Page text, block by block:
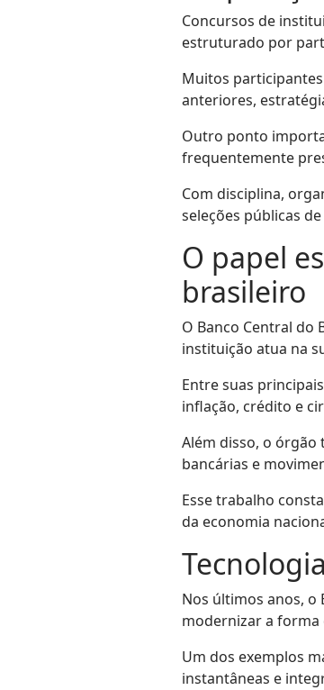
Concursos de
estruturado por
Muitos
anteriores,
Outro ponto
frequentemente
Com disciplina,
seleções públicas
O papel
brasileiro
O Banco Central do
instituição atua na
Entre suas
inflação, crédito e
Além disso, o
bancárias e
Esse trabalho
da economia
Nos últimos anos, o
modernizar a forma
Um dos exemplos
instantâneas e